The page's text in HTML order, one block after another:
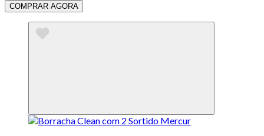
COMPRAR AGORA